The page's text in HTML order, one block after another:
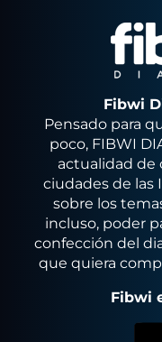
Fibwi
Pensado para
poco, FIBWI
actualidad de
ciudades de las
sobre los
incluso, poder
confección del
que quiera
Fibwi